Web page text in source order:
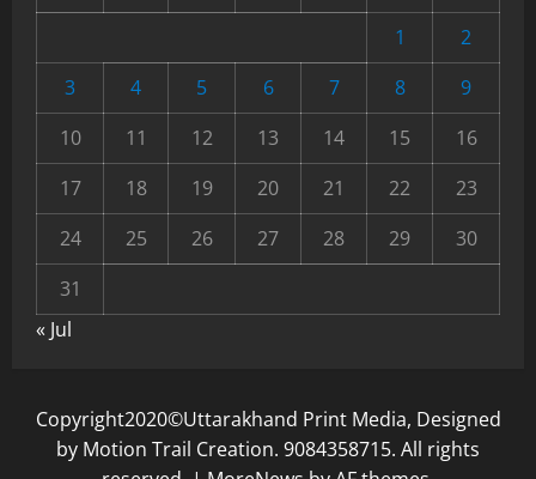
1
2
3
4 5 6 7 8
9
10
11 12 13 14 15
16
17
18 19 20 21 22
23
24
25 26 27 28 29
30
31
« Jul
Copyright2020©Uttarakhand Print Media, Designed
by Motion Trail Creation. 9084358715. All rights